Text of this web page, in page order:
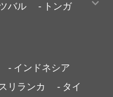
バル
- トンガ
- インドネシア
リランカ
- タイ